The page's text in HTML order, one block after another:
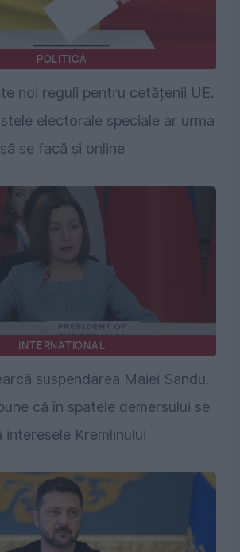
POLITICA
noi reguli pentru cetățenii UE.
electorale speciale ar urma
să se facă și online
INTERNATIONAL
suspendarea Maiei Sandu.
că în spatele demersului se
interesele Kremlinului